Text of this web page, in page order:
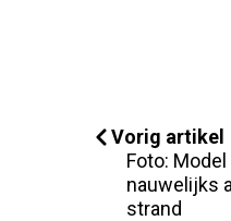
Vorig artikel
Foto:
nauwelijks
strand